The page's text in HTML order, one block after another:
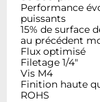
Performance
puissants
15% de surface
au précédent
Flux optimisé
Filetage 1/4"
Vis M4
Finition haute
ROHS